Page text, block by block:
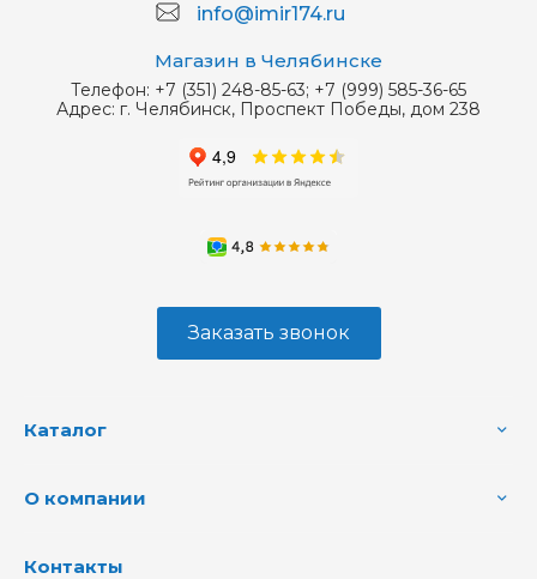
info@imir174.ru
Магазин в Челябинске
Телефон: +7 (351) 248-85-63; +7 (999) 585-36-65
Адрес: г. Челябинск, Проспект Победы, дом 238
Заказать звонок
Каталог
О компании
Контакты